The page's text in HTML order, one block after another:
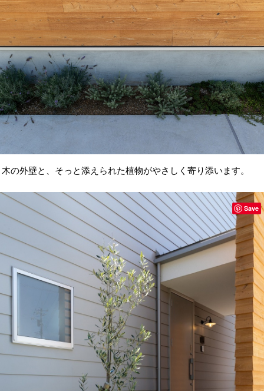
木の外壁と、そっと添えられた植物がやさしく寄り添います。
Save